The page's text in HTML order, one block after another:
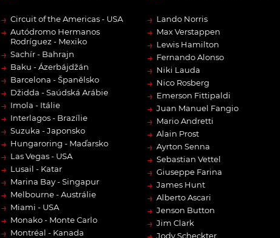
→ Circuit of the Americas - USA
→ Autódromo Hermanos
Rodríguez - Mexiko
→ Sachír - Bahrajn
→ Baku - Ázerbájdžán
→ Barcelona - Španělsko
→ Džidda - Saúdská Arábie
→ Imola - Itálie
→ Interlagos - Brazílie
→ Suzuka - Japonsko
→ Hungaroring - Maďarsko
→ Las Vegas - USA
→ Lusail - Katar
→ Marina Bay - Singapur
→ Melbourne - Austrálie
→ Miami - USA
→ Monako - Monte Carlo
→ Montréal - Kanada
→ Lando Norris
→ Max Verstappen
→ Lewis Hamilton
→ Fernando Alonso
→ Niki Lauda
→ Nico Rosberg
→ Emerson Fittipaldi
→ Juan Manuel Fangio
→ Mario Andretti
→ Alain Prost
→ Ayrton Senna
→ Sebastian Vettel
→ Giuseppe Farina
→ James Hunt
→ Alberto Ascari
→ Jenson Button
→ Jim Clark
Jody Scheckter